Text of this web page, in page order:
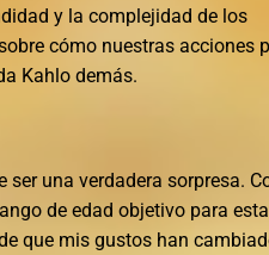
y la complejidad de los
cómo nuestras acciones
Kahlo demás.
ser una verdadera sorpresa.
de edad objetivo para
que mis gustos han